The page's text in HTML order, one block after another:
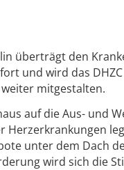
überträgt den
und wird das
mitgestalten.
auf die Aus- und
unter dem Dach
wird sich die